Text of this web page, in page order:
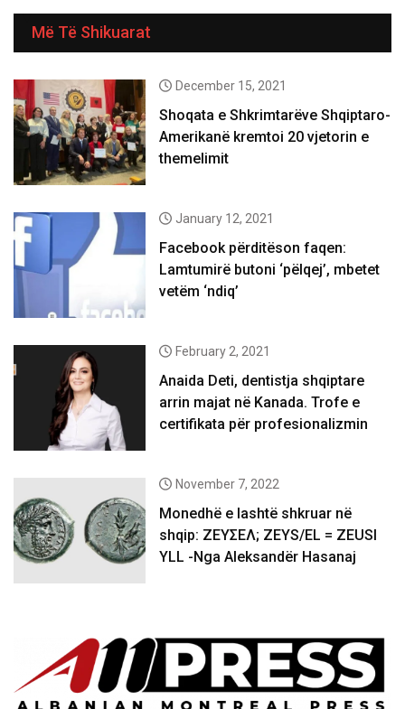
Më Të Shikuarat
December 15, 2021
Shoqata e Shkrimtarëve Shqiptaro-
Amerikanë kremtoi 20 vjetorin e
themelimit
January 12, 2021
Facebook përditëson faqen:
Lamtumirë butoni ‘pëlqej’, mbetet
vetëm ‘ndiq’
February 2, 2021
Anaida Deti, dentistja shqiptare
arrin majat në Kanada. Trofe e
certifikata për profesionalizmin
November 7, 2022
Monedhë e lashtë shkruar në
shqip: ΖΕΥΣΕΛ; ZEYS/EL = ZEUSI
YLL -Nga Aleksandër Hasanaj